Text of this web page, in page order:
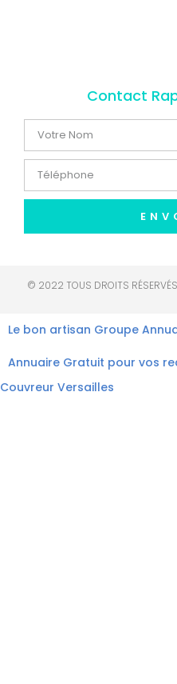
Contact
© 2022 TOUS DROITS
Le bon artisan Groupe
Annuaire Gratuit pour vos
Couvreur Versailles